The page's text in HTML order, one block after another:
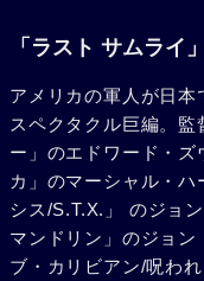
「ラスト サムライ
アメリカの軍人が日本
スペクタクル巨編。
ー」のエドワード・
カ」のマーシャル・
シス/S.T.X.」 のジョ
マンドリン」のジョ
ブ・カリビアン/呪わ